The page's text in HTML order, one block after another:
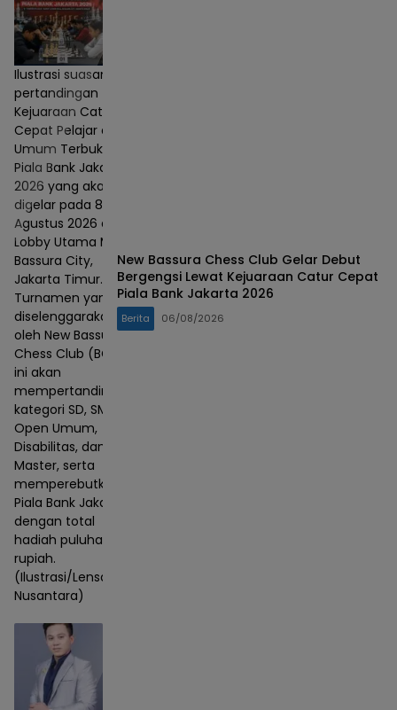
Ilustrasi suasana
pertandingan
Kejuaraan Catur
Cepat Pelajar dan
Umum Terbuka
Piala Bank Jakarta
2026 yang akan
digelar pada 8–9
Agustus 2026 di
Lobby Utama Mall
Bassura City,
Jakarta Timur.
Turnamen yang
diselenggarakan
oleh New Bassura
Chess Club (BCC)
ini akan
mempertandingkan
kategori SD, SMP,
Open Umum,
Disabilitas, dan
Master, serta
memperebutkan
Piala Bank Jakarta
dengan total
hadiah puluhan juta
rupiah.
(Ilustrasi/Lensa
Nusantara)
New Bassura Chess Club Gelar Debut
Bergengsi Lewat Kejuaraan Catur Cepat
Piala Bank Jakarta 2026
Berita 06/08/2026